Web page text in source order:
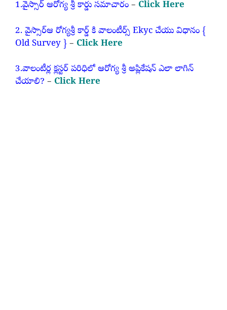
1.వైస్సార్ ఆరోగ్య శ్రీ కార్డు సమాచారం – Click Here
2. వైస్సార్ఆ రోగ్యశ్రీ కార్డ్ కి వాలంటీర్స్ Ekyc చేయు విధానం {
Old Survey } – Click Here
3.వాలంటీర్ల క్లస్టర్ పరిధిలో ఆరోగ్య శ్రీ అప్లికేషన్ ఎలా లాగిన్
చేయాలి? – Click Here